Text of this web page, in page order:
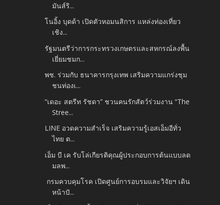
มันส์ริ...
โนอิ้ง บุดด้า เปิดตัวหอมนสิการ แหล่งท่องเที่ยว
เชิง...
รัฐมนตรีว่าการกระทรวงเกษตรและสหกรณ์ลงพื้น
เยี่ยมชมก...
พช. ร่วมกับ ธนาคารกรุงเทพ เสริมความแกร่งชุม
ชนท่องเ...
“เดอะ สตรีท รัชดา” ชวนคนรักสัตว์ร่วมงาน “The
Stree...
LINE อวดความสำเร็จ เสริมความรู้เอสเอ็มอีทั่ว
ไทย ต...
เอ็ม บี เค รับโล่เกียรติคุณผู้ประกอบการต้นแบบลด
มลพ...
กรมควบคุมโรค เปิดศูนย์การอบรมและวิจัยฯ เดิน
หน้าปั...